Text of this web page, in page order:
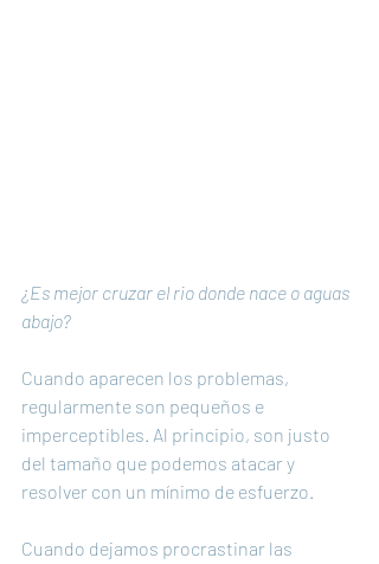
¿Es mejor cruzar el rio donde nace o aguas
abajo?
Cuando aparecen los problemas,
regularmente son pequeños e
imperceptibles. Al principio, son justo
del tamaño que podemos atacar y
resolver con un mínimo de esfuerzo.
Cuando dejamos procrastinar las